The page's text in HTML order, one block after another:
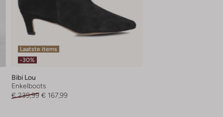
Laatste items
-30%
Bibi Lou
Enkelboots
€ 239,99 € 167,99